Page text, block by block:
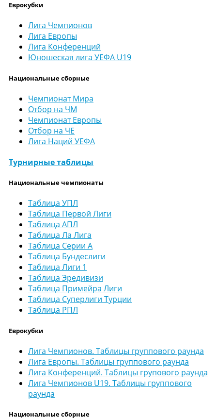
Еврокубки
Лига Чемпионов
Лига Европы
Лига Конференций
Юношеская лига УЕФА U19
Национальные сборные
Чемпионат Мира
Отбор на ЧМ
Чемпионат Европы
Отбор на ЧЕ
Лига Наций УЕФА
Турнирные таблицы
Национальные чемпионаты
Таблица УПЛ
Таблица Первой Лиги
Таблица АПЛ
Таблица Ла Лига
Таблица Серии А
Таблица Бундеслиги
Таблица Лиги 1
Таблица Эредивизи
Таблица Примейра Лиги
Таблица Суперлиги Турции
Таблица РПЛ
Еврокубки
Лига Чемпионов. Таблицы группового раунда
Лига Европы. Таблицы группового раунда
Лига Конференций. Таблицы групового раунда
Лига Чемпионов U19. Таблицы группового
раунда
Национальные сборные